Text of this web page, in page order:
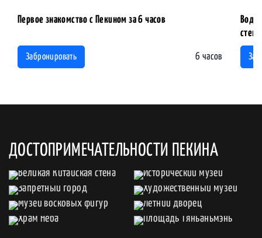
Первое знакомство с Пекином за 6 часов
Забронировать 6 часов
ДОСТОПРИМЕЧАТЕЛЬНОСТИ ПЕКИНА